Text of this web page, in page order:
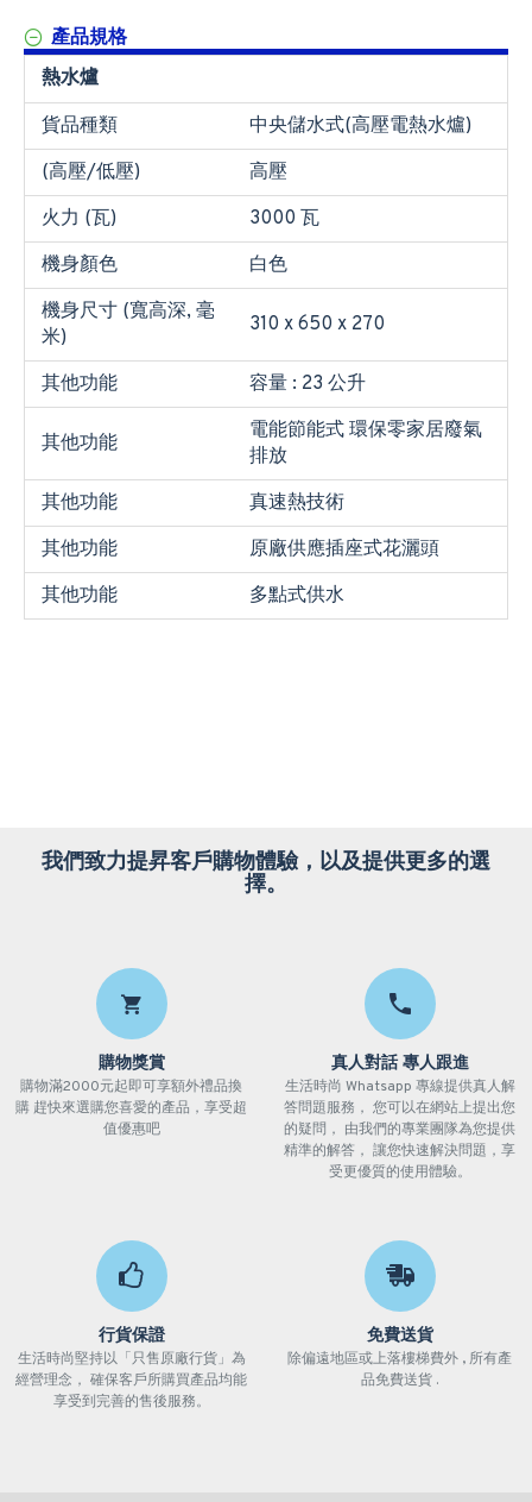
產品規格
熱水爐
貨品種類
中央儲水式(高壓電熱水爐)
(高壓/低壓)
高壓
火力 (瓦)
3000 瓦
機身顏色
白色
機身尺寸 (寬高深, 毫
米)
310 x 650 x 270
其他功能 容量 : 23 公升
其他功能
電能節能式 環保零家居廢氣
排放
其他功能
真速熱技術
其他功能
原廠供應插座式花灑頭
其他功能
多點式供水
我們致力提昇客戶購物體驗，以及提供更多的選
擇。
購物獎賞
購物滿2000元起即可享額外禮品換
購 趕快來選購您喜愛的產品，享受超
值優惠吧
真人對話 專人跟進
生活時尚 Whatsapp 專線提供真人解
答問題服務， 您可以在網站上提出您
的疑問， 由我們的專業團隊為您提供
精準的解答， 讓您快速解決問題，享
受更優質的使用體驗。
行貨保證
生活時尚堅持以「只售原廠行貨」為
經營理念， 確保客戶所購買產品均能
享受到完善的售後服務。
免費送貨
除偏遠地區或上落樓梯費外 , 所有產
品免費送貨 .